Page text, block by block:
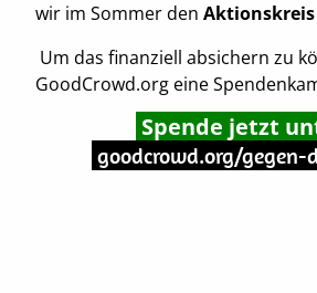
wir im Sommer den
Um das finanziell absichern zu
GoodCrowd.org eine
Spende jetzt
goodcrowd.org/gegen-